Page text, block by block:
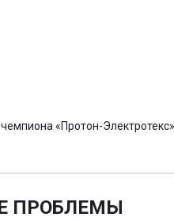
«Протон-
ПРОБЛЕМЫ